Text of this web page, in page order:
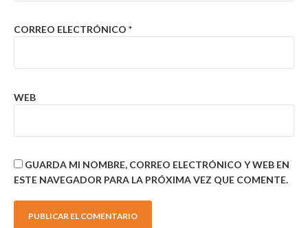
CORREO ELECTRÓNICO *
WEB
GUARDA MI NOMBRE, CORREO ELECTRÓNICO Y WEB EN
ESTE NAVEGADOR PARA LA PRÓXIMA VEZ QUE COMENTE.